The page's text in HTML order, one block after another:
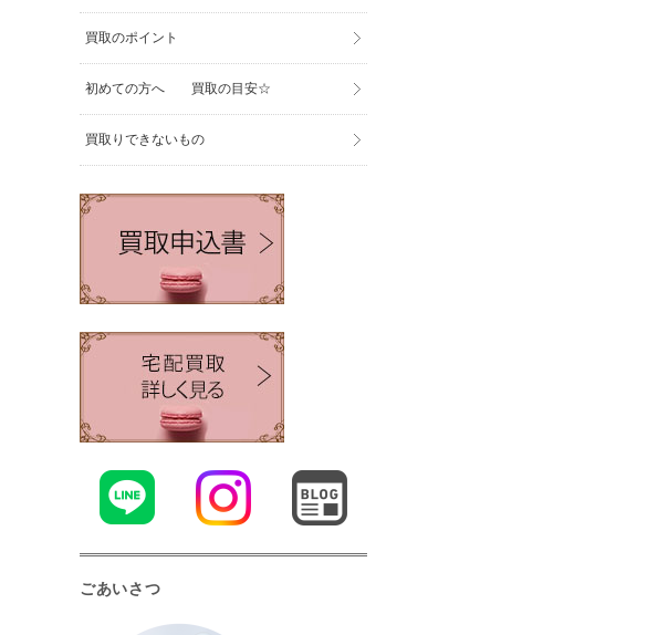
買取のポイント
初めての方へ 買取の目安☆
買取りできないもの
ごあいさつ